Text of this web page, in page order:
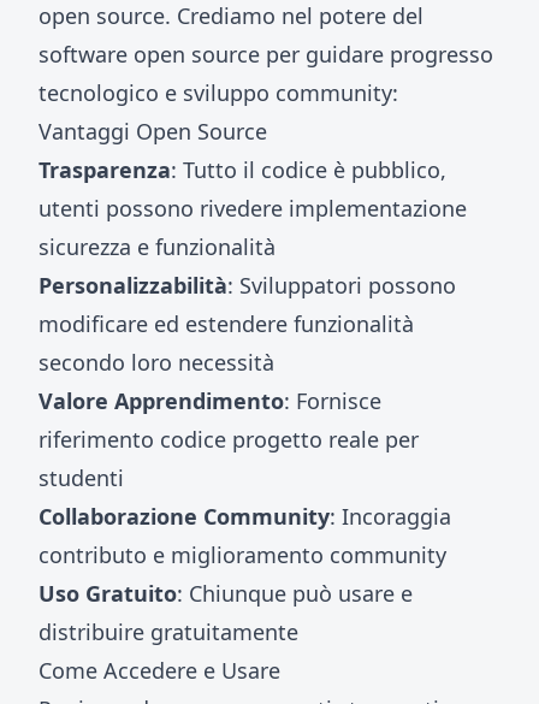
open source. Crediamo nel potere del
software open source per guidare progresso
tecnologico e sviluppo community:
Vantaggi Open Source
Trasparenza: Tutto il codice è pubblico,
utenti possono rivedere implementazione
sicurezza e funzionalità
Personalizzabilità: Sviluppatori possono
modificare ed estendere funzionalità
secondo loro necessità
Valore Apprendimento: Fornisce
riferimento codice progetto reale per
studenti
Collaborazione Community: Incoraggia
contributo e miglioramento community
Uso Gratuito: Chiunque può usare e
distribuire gratuitamente
Come Accedere e Usare